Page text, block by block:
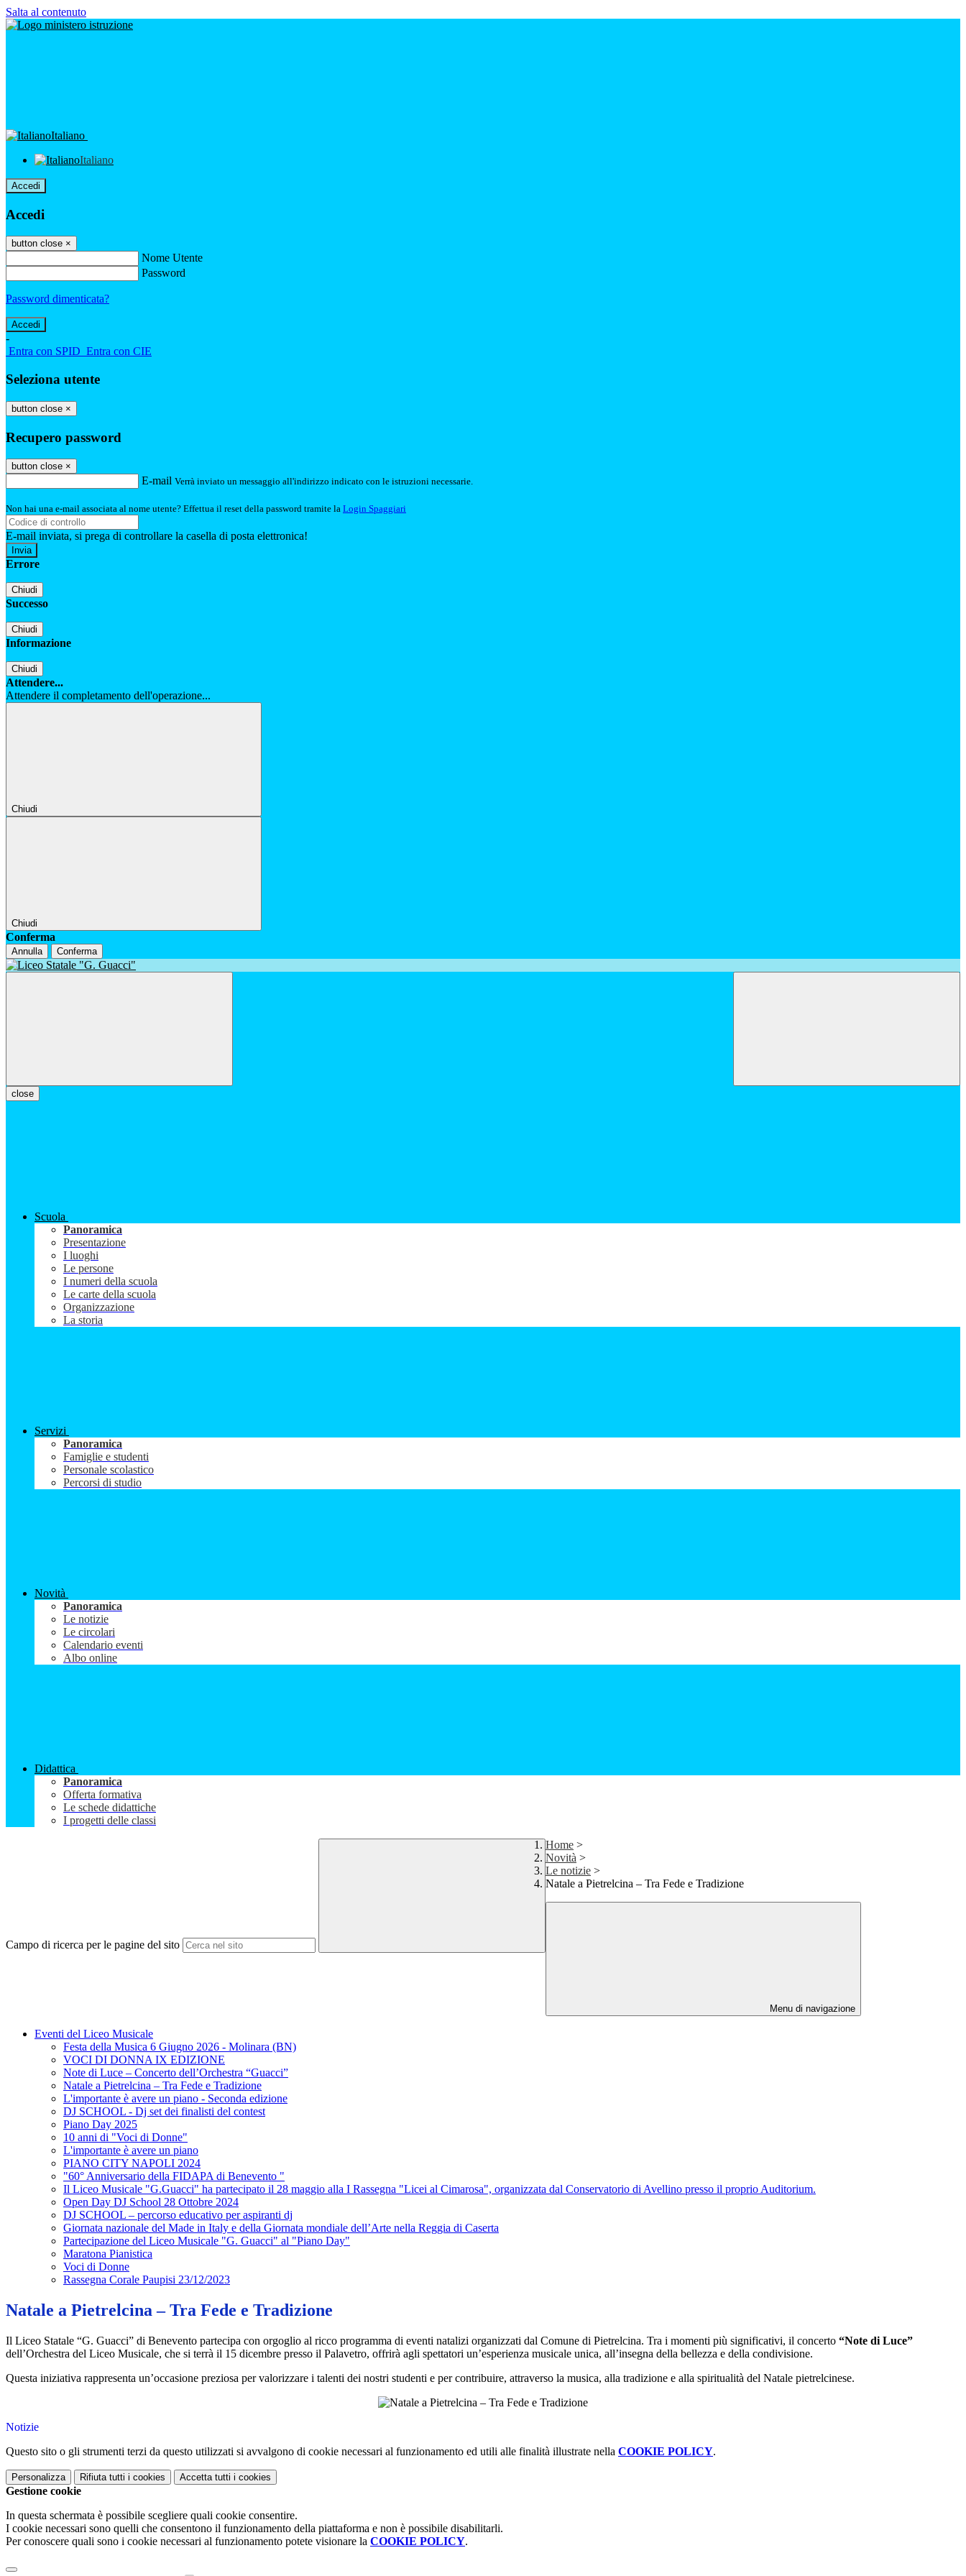
Salta al contenuto
Italiano
Italiano
Accedi
Accedi
button close ×
Nome Utente
Password
Password dimenticata?
-
Entra con SPID Entra con CIE
Seleziona utente
button close ×
Recupero password
button close ×
E-mail Verrà inviato un messaggio all'indirizzo indicato con le istruzioni necessarie.
Non hai una e-mail associata al nome utente? Effettua il reset della password tramite la Login Spaggiari
E-mail inviata, si prega di controllare la casella di posta elettronica!
Errore
Chiudi
Successo
Chiudi
Informazione
Chiudi
Attendere...
Attendere il completamento dell'operazione...
Chiudi
Chiudi
Conferma
Annulla Conferma
close
Scuola
Panoramica
Presentazione
I luoghi
Le persone
I numeri della scuola
Le carte della scuola
Organizzazione
La storia
Servizi
Panoramica
Famiglie e studenti
Personale scolastico
Percorsi di studio
Novità
Panoramica
Le notizie
Le circolari
Calendario eventi
Albo online
Didattica
Panoramica
Offerta formativa
Le schede didattiche
I progetti delle classi
Campo di ricerca per le pagine del sito
Home >
Novità >
Le notizie >
Natale a Pietrelcina – Tra Fede e Tradizione
Menu di navigazione
Eventi del Liceo Musicale
Festa della Musica 6 Giugno 2026 - Molinara (BN)
VOCI DI DONNA IX EDIZIONE
Note di Luce – Concerto dell’Orchestra “Guacci”
Natale a Pietrelcina – Tra Fede e Tradizione
L'importante è avere un piano - Seconda edizione
DJ SCHOOL - Dj set dei finalisti del contest
Piano Day 2025
10 anni di "Voci di Donne"
L'importante è avere un piano
PIANO CITY NAPOLI 2024
"60° Anniversario della FIDAPA di Benevento "
Il Liceo Musicale "G.Guacci" ha partecipato il 28 maggio alla I Rassegna "Licei al Cimarosa", organizzata dal Conservatorio di Avellino presso il proprio Auditorium.
Open Day DJ School 28 Ottobre 2024
DJ SCHOOL – percorso educativo per aspiranti dj
Giornata nazionale del Made in Italy e della Giornata mondiale dell’Arte nella Reggia di Caserta
Partecipazione del Liceo Musicale "G. Guacci" al "Piano Day"
Maratona Pianistica
Voci di Donne
Rassegna Corale Paupisi 23/12/2023
Natale a Pietrelcina – Tra Fede e Tradizione
Il Liceo Statale “G. Guacci” di Benevento partecipa con orgoglio al ricco programma di eventi natalizi organizzati dal Comune di Pietrelcina. Tra i momenti più significativi, il concerto “Note di Luce”
dell’Orchestra del Liceo Musicale, che si terrà il 15 dicembre presso il Palavetro, offrirà agli spettatori un’esperienza musicale unica, all’insegna della bellezza e della condivisione.
Questa iniziativa rappresenta un’occasione preziosa per valorizzare i talenti dei nostri studenti e per contribuire, attraverso la musica, alla tradizione e alla spiritualità del Natale pietrelcinese.
Notizie
Questo sito o gli strumenti terzi da questo utilizzati si avvalgono di cookie necessari al funzionamento ed utili alle finalità illustrate nella COOKIE POLICY.
Personalizza Rifiuta tutti i cookies Accetta tutti i cookies
Gestione cookie
In questa schermata è possibile scegliere quali cookie consentire.
I cookie necessari sono quelli che consentono il funzionamento della piattaforma e non è possibile disabilitarli.
Per conoscere quali sono i cookie necessari al funzionamento potete visionare la COOKIE POLICY.